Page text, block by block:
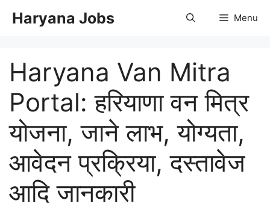
Haryana Jobs Menu
Haryana Van Mitra
Portal: हरियाणा वन मित्र
योजना, जाने लाभ, योग्यता,
आवेदन प्रक्रिया, दस्तावेज
आदि जानकारी